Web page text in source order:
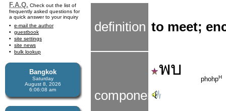
F.A.Q. Check out the list of
frequently asked questions for
a quick answer to your inquiry
e-mail the author
guestbook
site settings
site news
bulk lookup
Bangkok
Saturday
August 8, 2026
6:06:08 am
definition to meet;
components
พบ
phohpH